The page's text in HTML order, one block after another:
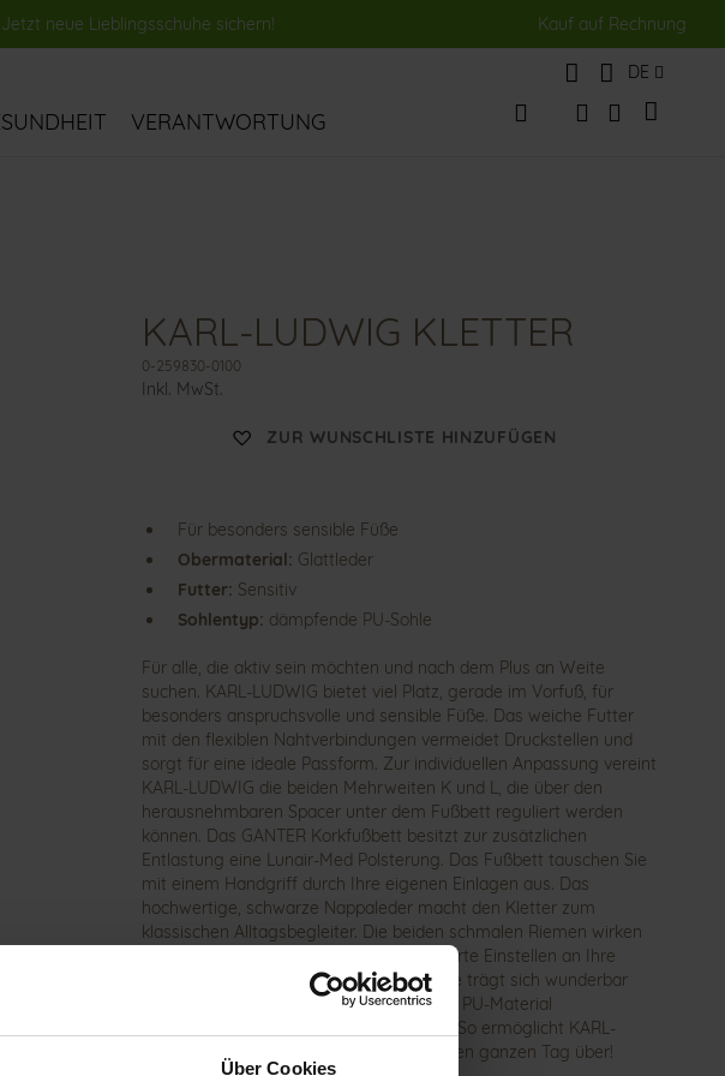
Über Cookies
neue Lieblingsschuhe sichern! Kauf auf Rechnung
Sprache
DE
Veränderung
VERANTWORTUNG
KARL-LUDWIG KLETTER
0-259830-0100
Inkl. MwSt.
ZUR WUNSCHLISTE HINZUFÜGEN
Für besonders sensible Füße
Obermaterial: Glattleder
Futter: Sensitiv
Sohlentyp: dämpfende PU-Sohle
Für alle, die aktiv sein möchten und nach dem Plus an Weite
suchen. KARL-LUDWIG bietet viel Platz, gerade im Vorfuß, für
besonders anspruchsvolle und sensible Füße. Das weiche Futter
mit den flexiblen Nahtverbindungen vermeidet Druckstellen und
sorgt für eine ideale Passform. Zur individuellen Anpassung vereint
KARL-LUDWIG die beiden Mehrweiten K und L, die über den
herausnehmbaren Spacer unter dem Fußbett reguliert werden
können. Das GANTER Korkfußbett besitzt zur zusätzlichen
Entlastung eine Lunair-Med Polsterung. Das Fußbett tauschen Sie
mit einem Handgriff durch Ihre eigenen Einlagen aus. Das
hochwertige, schwarze Nappaleder macht den Kletter zum
klassischen Alltagsbegleiter. Die beiden schmalen Riemen wirken
dezent und ermöglichen das unkomplizierte Einstellen an Ihre
individuelle Fußform. Die prägnante Sohle trägt sich wunderbar
leicht und gleicht dank „shock-absorbing” PU-Material
Erschütterungen und Unebenheiten aus. So ermöglicht KARL-
LUDWIG ein angenehmes Tragegefühl den ganzen Tag über!